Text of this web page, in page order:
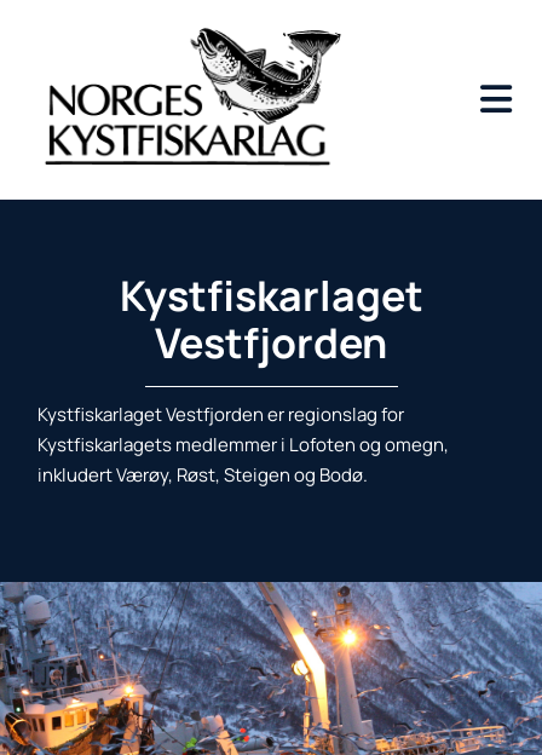
Kystfiskarlaget
Vestfjorden
Kystfiskarlaget Vestfjorden er regionslag for
Kystfiskarlagets medlemmer i Lofoten og omegn,
inkludert Værøy, Røst, Steigen og Bodø.